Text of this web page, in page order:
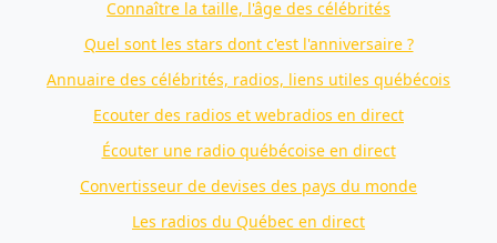
Connaître la taille, l'âge des célébrités
Quel sont les stars dont c'est l'anniversaire ?
Annuaire des célébrités, radios, liens utiles québécois
Ecouter des radios et webradios en direct
Écouter une radio québécoise en direct
Convertisseur de devises des pays du monde
Les radios du Québec en direct